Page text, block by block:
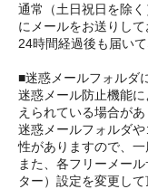
通常（土日祝日を除
にメールをお送りして
24時間経過後も届い
■迷惑メールフォルダ
迷惑メール防止機能
えられている場合があ
迷惑メールフォルダ
性がありますので、一
また、各フリーメー
ター）設定を変更し